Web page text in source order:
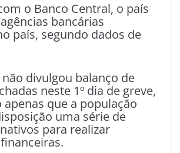
o Banco Central, o país
bancárias
país, segundo dados de
divulgou balanço de
neste 1º dia de greve,
que a população
uma série de
para realizar